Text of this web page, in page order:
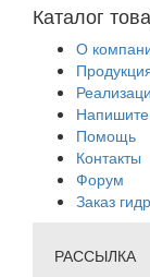
Каталог
О
Помощь
Контакты
Форум
Заказ
РАССЫЛКА